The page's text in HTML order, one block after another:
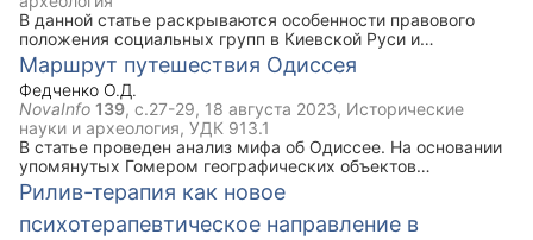
В данной статье раскрываются особенности правового
положения социальных групп в Киевской Руси и
социальное неравноправие как основа, на которой
развиваются характерные правоотношения этой эпохи в их
своеобразии. В Пространной редакции Русской Правды
урегулированы основные аспекты отношений между всеми
слоями населения, и нельзя представить древнерусское
общество без разграничений на свободных и несвободных,
бояр и холопов, закупов, смердов и многих других
социальных групп, указанных в Русской Правде.
Маршрут путешествия Одиссея
Федченко О.Д.
NovaInfo 139, с.27-29, 18 августа 2023, Исторические
науки и археология, УДК 913.1
В статье проведен анализ мифа об Одиссее. На основании
упомянутых Гомером географических объектов
установлен маршрут путешествия Одиссея. События,
изложенные в мифе, происходят в границах Эгейского,
Ионического, Тирренского морей, Тунисского пролива,
Рилив-терапия как новое
психотерапевтическое направление в